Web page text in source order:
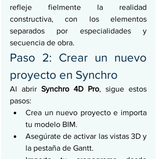
refleje fielmente la realidad
constructiva, con los elementos
separados por especialidades y
secuencia de obra.
Paso 2: Crear un nuevo
proyecto en Synchro
Al abrir Synchro 4D Pro, sigue estos
pasos:
Crea un nuevo proyecto e importa
tu modelo BIM.
Asegúrate de activar las vistas 3D y
la pestaña de Gantt.